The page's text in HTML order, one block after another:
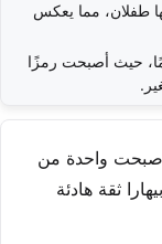
إلماري في 2010، ولديها طفلان، مما يعكس
حيث أصبحت رمزًا
واحدة من
ثقة هادئة